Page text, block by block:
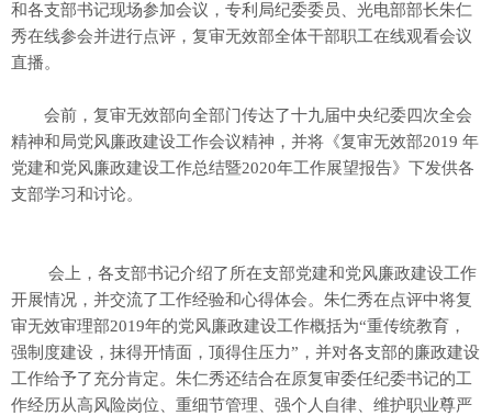
和各支部书记现场参加会议，专利局纪委委员、光电部部长朱仁
秀在线参会并进行点评，复审无效部全体干部职工在线观看会议
直播。
会前，复审无效部向全部门传达了十九届中央纪委四次全会
精神和局党风廉政建设工作会议精神，并将《复审无效部2019 年
党建和党风廉政建设工作总结暨2020年工作展望报告》下发供各
支部学习和讨论。
会上，各支部书记介绍了所在支部党建和党风廉政建设工作
开展情况，并交流了工作经验和心得体会。朱仁秀在点评中将复
审无效审理部2019年的党风廉政建设工作概括为“重传统教育，
强制度建设，抹得开情面，顶得住压力”，并对各支部的廉政建设
工作给予了充分肯定。朱仁秀还结合在原复审委任纪委书记的工
作经历从高风险岗位、重细节管理、强个人自律、维护职业尊严